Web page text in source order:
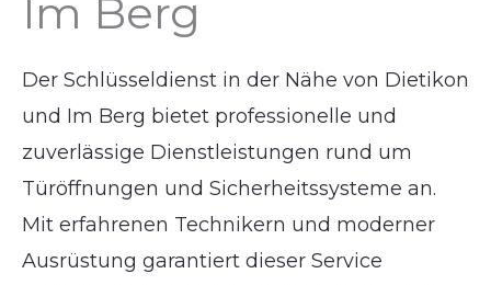
Im Berg
Der Schlüsseldienst in der Nähe von Dietikon
und Im Berg bietet professionelle und
zuverlässige Dienstleistungen rund um
Türöffnungen und Sicherheitssysteme an.
Mit erfahrenen Technikern und moderner
Ausrüstung garantiert dieser Service